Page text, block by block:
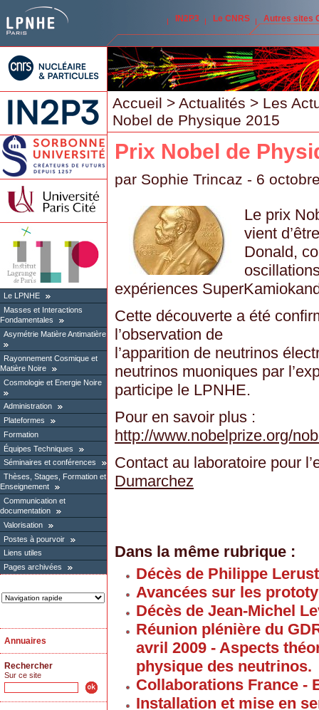
IN2P3 Le CNRS Autres sites
Le LPNHE
Masses et Interactions
Fondamentales
Asymétrie Matière Antimatière
Rayonnement Cosmique et
Matière Noire
Cosmologie et Energie Noire
Administration
Plateformes
Formation
Équipes Techniques
Séminaires et conférences
Thèses, Stages, Formation et
Enseignement
Communication et
documentation
Valorisation
Postes à pourvoir
Liens utiles
Pages archivées
Annuaires
Rechercher
Sur ce site
Accueil > Actualités > Les
Nobel de Physique 2015
Prix Nobel de
par Sophie Trincaz - 6
Le prix
vient
Donald,
expériences
Cette découverte a été
l’observation de
l’apparition de neutrinos
neutrinos muoniques par
participe le LPNHE.
Pour en savoir plus :
http://www.nobelprize.org/
Contact au laboratoire pour
Dumarchez
Dans la même rubrique :
Décès de Philippe
Avancées sur les
Décès de Jean-Michel
Réunion plénière du
avril 2009 - Aspects
physique des neutrinos.
Collaborations France -
Installation et mise en